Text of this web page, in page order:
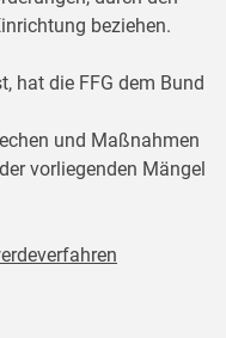
beziehen.
hat die FFG dem Bund
und Maßnahmen
vorliegenden Mängel